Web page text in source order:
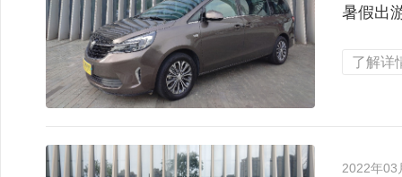
暑假出
了解详
2022年03